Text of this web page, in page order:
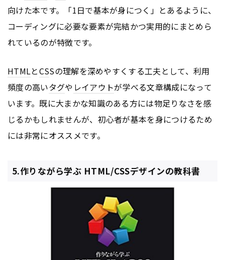
向けた本です。「1日で基本が身につく」とあるように、
コーディングに必要な要素が完結かつ実用的にまとめら
れているのが特徴です。
HTMLとCSSの理解を深めやすくする工夫として、利用
頻度の高いタグや レイアウトが学べる文章構成になって
います。既に大まかな知識のある方には物足りなさを感
じるかもしれませんが、初心者が基本を身につけるため
には非常にオススメです。
5.作りながら学ぶ HTML/CSSデザインの教科書